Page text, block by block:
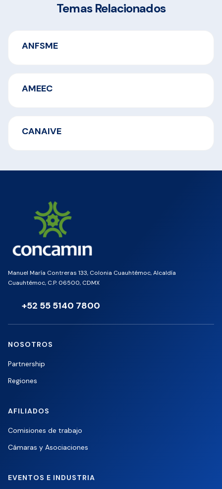
Temas Relacionados
ANFSME
AMEEC
CANAIVE
Manuel María Contreras 133, Colonia Cuauhtémoc, Alcaldía
Cuauhtémoc, C.P. 06500, CDMX
+52 55 5140 7800
NOSOTROS
Partnership
Regiones
AFILIADOS
Comisiones de trabajo
Cámaras y Asociaciones
EVENTOS E INDUSTRIA